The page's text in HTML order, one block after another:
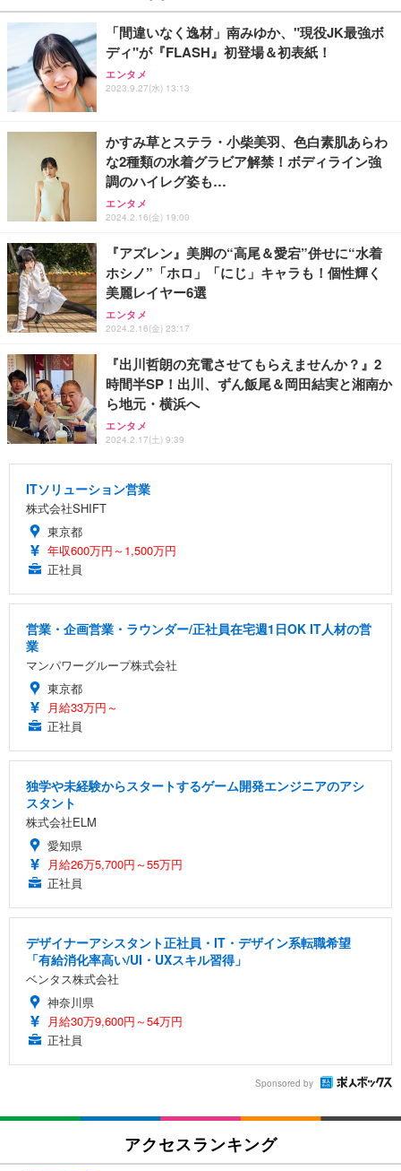
「間違いなく逸材」南みゆか、"現役JK最強ボ
ディ"が『FLASH』初登場＆初表紙！
エンタメ
2023.9.27(水) 13:13
かすみ草とステラ・小柴美羽、色白素肌あらわ
な2種類の水着グラビア解禁！ボディライン強
調のハイレグ姿も…
エンタメ
2024.2.16(金) 19:00
『アズレン』美脚の“高尾＆愛宕”併せに“水着
ホシノ”「ホロ」「にじ」キャラも！個性輝く
美麗レイヤー6選
エンタメ
2024.2.16(金) 23:17
『出川哲朗の充電させてもらえませんか？』2
時間半SP！出川、ずん飯尾＆岡田結実と湘南か
ら地元・横浜へ
エンタメ
2024.2.17(土) 9:39
ITソリューション営業
株式会社SHIFT
東京都
年収600万円～1,500万円
正社員
営業・企画営業・ラウンダー/正社員在宅週1日OK IT人材の営
業
マンパワーグループ株式会社
東京都
月給33万円～
正社員
独学や未経験からスタートするゲーム開発エンジニアのアシ
スタント
株式会社ELM
愛知県
月給26万5,700円～55万円
正社員
デザイナーアシスタント正社員・IT・デザイン系転職希望
「有給消化率高い/UI・UXスキル習得」
ベンタス株式会社
神奈川県
月給30万9,600円～54万円
正社員
Sponsored by
アクセスランキング